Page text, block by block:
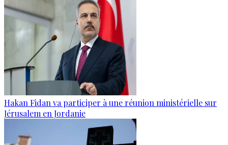
Hakan Fidan va participer à une réunion ministérielle sur
Jérusalem en Jordanie